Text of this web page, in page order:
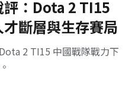
：Dota 2 TI15
斷層與生存賽局
2 TI15 中國戰隊戰力下